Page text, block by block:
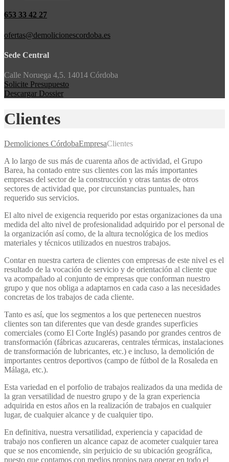
653 33 42 27
ofertas@demolicionescordoba.es
Sede Central
Calle Noruega 4,5. 14014 Córdoba
Solicite Presupuesto
Descargar Dossier
Clientes
Demoliciones CórdobaEmpresaClientes
A lo largo de sus más de cuarenta años de actividad, el Grupo
Barea, ha contado entre sus clientes con las más importantes
empresas del sector de la construcción y otras tantas de otros
sectores de actividad que, por circunstancias puntuales, han
requerido sus servicios.
El alto nivel de exigencia requerido por estas organizaciones da una
medida del alto nivel de profesionalidad adquirido por el personal de
la organización así como, de la altura tecnológica de los medios
materiales y técnicos utilizados en nuestros trabajos.
Contar en nuestra cartera de clientes con empresas de este nivel es el
resultado de la vocación de servicio y de orientación al cliente que
va acompañado al conjunto de empresas que conforman nuestro
grupo y que nos obliga a adaptarnos en cada caso a las necesidades
concretas de los trabajos de cada cliente.
Tanto es así, que los segmentos a los que pertenecen nuestros
clientes son tan diferentes que van desde grandes superficies
comerciales (como El Corte Inglés) pasando por grandes centros de
transformación (fábricas azucareras, centrales térmicas, instalaciones
de transformación de lubricantes, etc.) e incluso, la demolición de
importantes centros deportivos (campo de fútbol de la Rosaleda en
Málaga, etc.).
Esta variedad en el porfolio de trabajos realizados da una medida de
la gran versatilidad de nuestro grupo y de la gran experiencia
adquirida en estos años en la realización de trabajos en cualquier
lugar, de cualquier alcance y de cualquier tipo.
En definitiva, nuestra versatilidad, experiencia y capacidad de
trabajo nos confieren un alcance capaz de acometer cualquier tarea
que se nos encomiende, sin perjuicio de su ubicación geográfica,
puesto que contamos con medios propios para operar en todo el